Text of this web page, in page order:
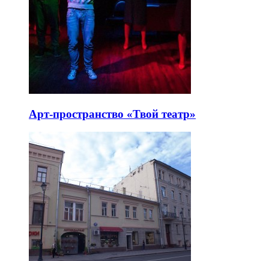
Арт-пространство «Твой театр»